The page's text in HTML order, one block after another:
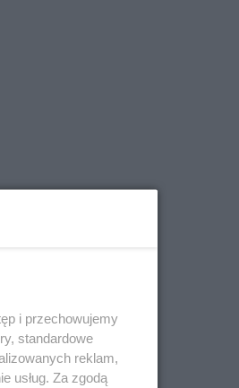
i przechowujemy
standardowe
reklam,
usług. Za zgodą